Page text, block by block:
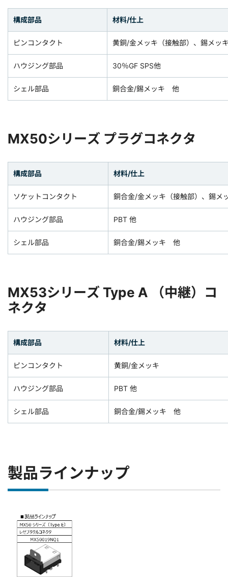
構成部品 材料/仕上
ピンコンタクト 黄銅/金メッキ（接触部）、錫メッ
ハウジング部品 30％GF SPS他
シェル部品 銅合金/錫メッキ 他
MX50シリーズ プラグコネクタ
構成部品 材料/仕上
ソケットコンタクト 銅合金/金メッキ（接触部）、錫メ
ハウジング部品 PBT 他
シェル部品 銅合金/錫メッキ 他
MX53シリーズ Type A （中継）コ
ネクタ
構成部品 材料/仕上
ピンコンタクト 黄銅/金メッキ
ハウジング部品 PBT 他
シェル部品 銅合金/錫メッキ 他
製品ラインナップ